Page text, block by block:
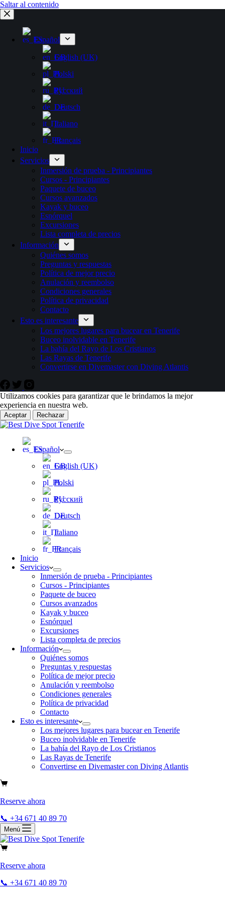
Saltar al contenido
Español
English (UK)
Polski
Русский
Deutsch
Italiano
Français
Inicio
Servicios
Inmersión de prueba - Principiantes
Cursos - Principiantes
Paquete de buceo
Cursos avanzados
Kayak y buceo
Esnórquel
Excursiones
Lista completa de precios
Información
Quiénes somos
Preguntas y respuestas
Política de mejor precio
Anulación y reembolso
Condiciones generales
Política de privacidad
Contacto
Esto es interesante
Los mejores lugares para bucear en Tenerife
Buceo inolvidable en Tenerife
La bahía del Rayo de Los Cristianos
Las Rayas de Tenerife
Convertirse en Divemaster con Diving Atlantis
Utilizamos cookies para garantizar que le brindamos la mejor
experiencia en nuestra web.
Aceptar Rechazar
Español
English (UK)
Polski
Русский
Deutsch
Italiano
Français
Inicio
Servicios
Inmersión de prueba - Principiantes
Cursos - Principiantes
Paquete de buceo
Cursos avanzados
Kayak y buceo
Esnórquel
Excursiones
Lista completa de precios
Información
Quiénes somos
Preguntas y respuestas
Política de mejor precio
Anulación y reembolso
Condiciones generales
Política de privacidad
Contacto
Esto es interesante
Los mejores lugares para bucear en Tenerife
Buceo inolvidable en Tenerife
La bahía del Rayo de Los Cristianos
Las Rayas de Tenerife
Convertirse en Divemaster con Diving Atlantis
Reserve ahora
📞 +34 671 40 89 70
Menú
Reserve ahora
📞 +34 671 40 89 70